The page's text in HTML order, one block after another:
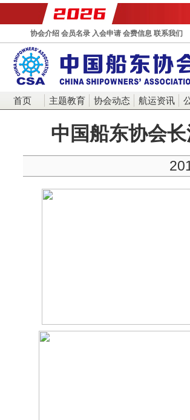
协会介绍 会员名录 入会申请 会费信息 联系我们
首页 主题教育 协会动态 航运资讯
中国船东协会